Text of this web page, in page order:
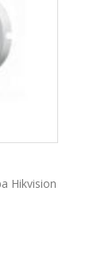
Hikvision